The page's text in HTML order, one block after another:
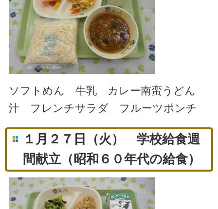
ソフトめん 牛乳 カレー南蛮うどん
汁 フレンチサラダ フルーツポンチ
１月２７日（火） 学校給食週
間献立（昭和６０年代の給食）